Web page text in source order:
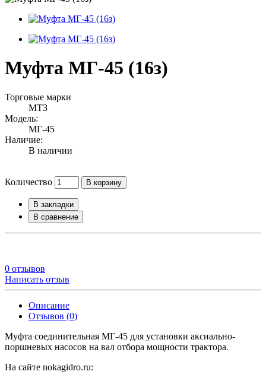
Муфта МГ-45 (16з)
Торговые марки
МТЗ
Модель:
МГ-45
Наличие:
В наличии
Количество В корзину
В закладки
В сравнение
0 отзывов
Написать отзыв
Описание
Отзывов (0)
Муфта соединительная МГ-45 для установки аксиально-
поршневых насосов на вал отбора мощности трактора.
На сайте nokagidro.ru: